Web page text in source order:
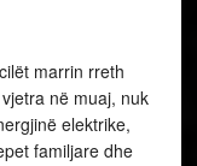
marrin rreth
në muaj, nuk
elektrike,
familjare dhe